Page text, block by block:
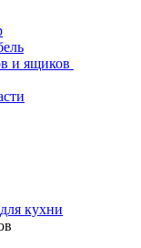
и ящиков
кухни